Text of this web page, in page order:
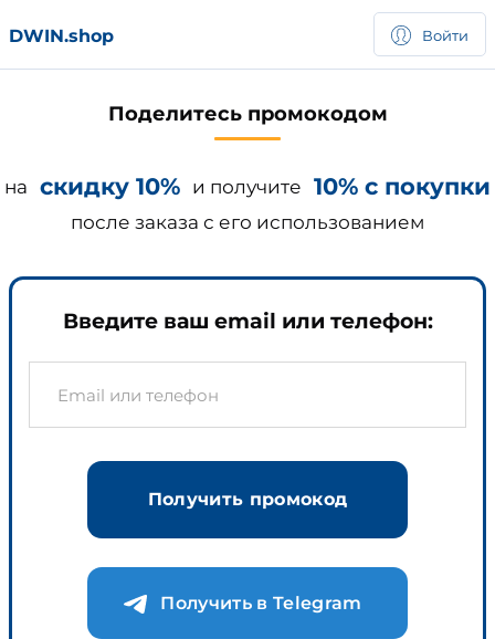
DWIN.shop Войти
Поделитесь промокодом
на скидку 10% и получите 10% с покупки
после заказа с его использованием
Введите ваш email или телефон:
Получить промокод
Получить в Telegram